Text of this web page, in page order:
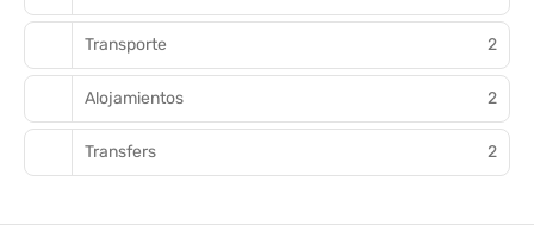
Transporte 2
Alojamientos 2
Transfers 2